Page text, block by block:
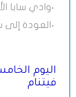
•وادي سابا
• العودة إلى
اليوم
فيتنام